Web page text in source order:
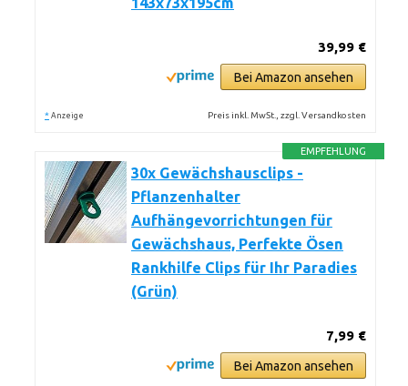
39,99 €
Bei Amazon ansehen
* Anzeige Preis inkl. MwSt., zzgl. Versandkosten
EMPFEHLUNG
30x Gewächshausclips -
Pflanzenhalter
Aufhängevorrichtungen für
Gewächshaus, Perfekte Ösen
Rankhilfe Clips für Ihr Paradies
(Grün)
7,99 €
Bei Amazon ansehen